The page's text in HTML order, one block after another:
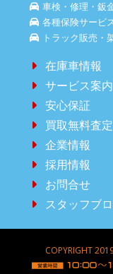
車検・修理・鈑
各種保険サービ
トラック販売・
在庫車情報
サービス案内
安心保証
買取無料査定
企業情報
採用情報
お問合せ
スタッフブ
COPYRIGHT